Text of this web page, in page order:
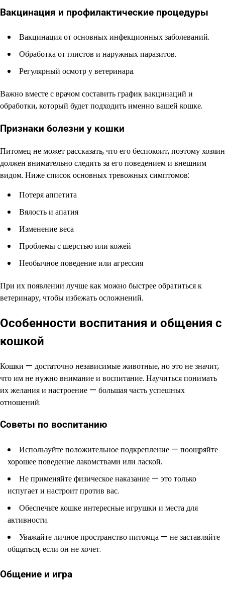
Вакцинация и профилактические процедуры
Вакцинация от основных инфекционных заболеваний.
Обработка от глистов и наружных паразитов.
Регулярный осмотр у ветеринара.
Важно вместе с врачом составить график вакцинаций и
обработки, который будет подходить именно вашей кошке.
Признаки болезни у кошки
Питомец не может рассказать, что его беспокоит, поэтому хозяин
должен внимательно следить за его поведением и внешним
видом. Ниже список основных тревожных симптомов:
Потеря аппетита
Вялость и апатия
Изменение веса
Проблемы с шерстью или кожей
Необычное поведение или агрессия
При их появлении лучше как можно быстрее обратиться к
ветеринару, чтобы избежать осложнений.
Особенности воспитания и общения с
кошкой
Кошки — достаточно независимые животные, но это не значит,
что им не нужно внимание и воспитание. Научиться понимать
их желания и настроение — большая часть успешных
отношений.
Советы по воспитанию
Используйте положительное подкрепление — поощряйте
хорошее поведение лакомствами или лаской.
Не применяйте физическое наказание — это только
испугает и настроит против вас.
Обеспечьте кошке интересные игрушки и места для
активности.
Уважайте личное пространство питомца — не заставляйте
общаться, если он не хочет.
Общение и игра